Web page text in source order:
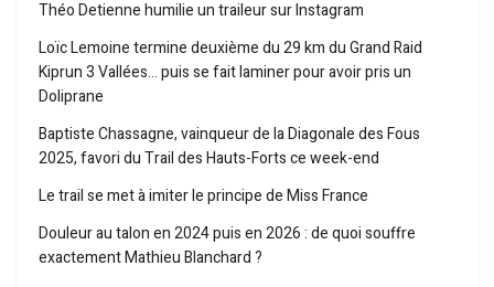
Théo Detienne humilie un traileur sur Instagram
Loïc Lemoine termine deuxième du 29 km du Grand Raid
Kiprun 3 Vallées… puis se fait laminer pour avoir pris un
Doliprane
Baptiste Chassagne, vainqueur de la Diagonale des Fous
2025, favori du Trail des Hauts-Forts ce week-end
Le trail se met à imiter le principe de Miss France
Douleur au talon en 2024 puis en 2026 : de quoi souffre
exactement Mathieu Blanchard ?